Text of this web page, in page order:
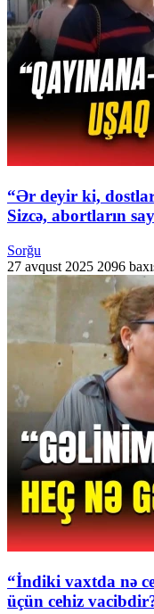
“Ər deyir ki,
Sizcə, abortların
Sorğu
27 avqust 2025 2096
“İndiki vaxtda nə
üçün cehiz